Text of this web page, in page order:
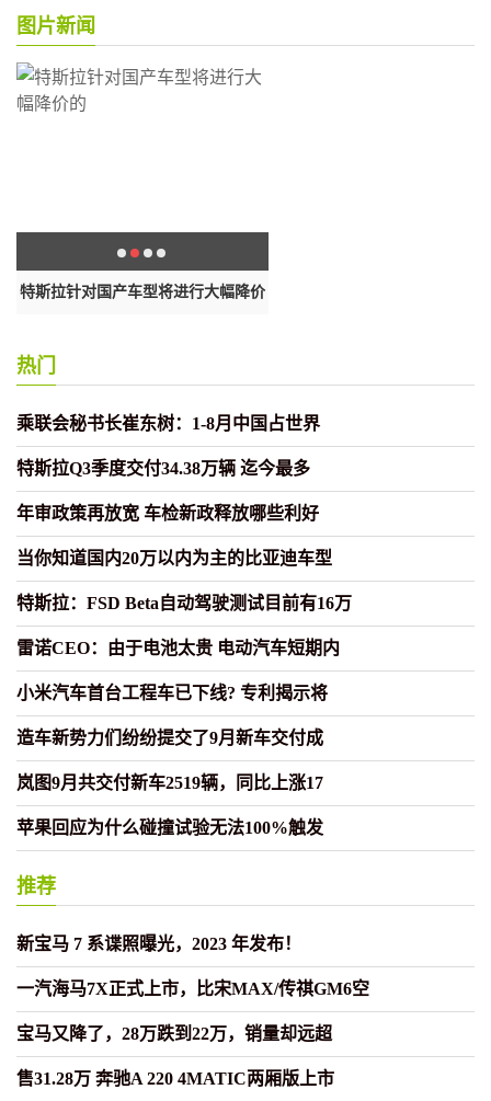
图片新闻
特斯拉针对国产车型将进行大幅降价
热门
乘联会秘书长崔东树：1-8月中国占世界
特斯拉Q3季度交付34.38万辆 迄今最多
年审政策再放宽 车检新政释放哪些利好
当你知道国内20万以内为主的比亚迪车型
特斯拉：FSD Beta自动驾驶测试目前有16万
雷诺CEO：由于电池太贵 电动汽车短期内
小米汽车首台工程车已下线? 专利揭示将
造车新势力们纷纷提交了9月新车交付成
岚图9月共交付新车2519辆，同比上涨17
苹果回应为什么碰撞试验无法100%触发
推荐
新宝马 7 系谍照曝光，2023 年发布！
一汽海马7X正式上市，比宋MAX/传祺GM6空
宝马又降了，28万跌到22万，销量却远超
售31.28万 奔驰A 220 4MATIC两厢版上市